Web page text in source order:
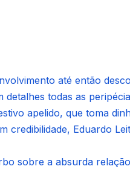
até então
detalhes todas as
apelido, que toma
credibilidade, Eduardo
sobre a absurda